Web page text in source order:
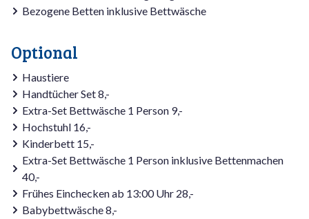
Bezogene Betten inklusive Bettwäsche
Optional
Haustiere
Handtücher Set 8,-
Extra-Set Bettwäsche 1 Person 9,-
Hochstuhl 16,-
Kinderbett 15,-
Extra-Set Bettwäsche 1 Person inklusive Bettenmachen
40,-
Frühes Einchecken ab 13:00 Uhr 28,-
Babybettwäsche 8,-